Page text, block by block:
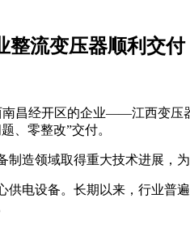
整流变压器顺利交付
昌经开区的企业——江西变压
、零整改”交付。
造领域取得重大技术进展，
供电设备。长期以来，行业普